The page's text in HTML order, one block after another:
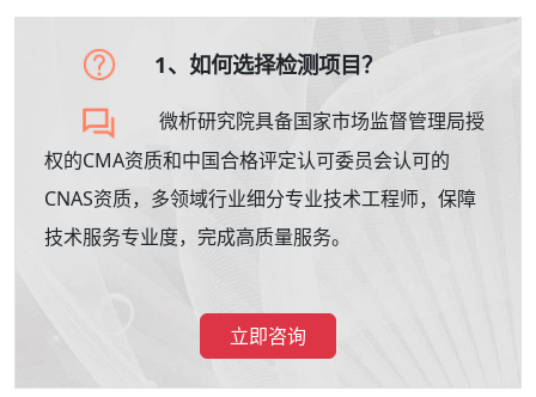
1、如何选择检测项目？
微析研究院具备国家市场监督管理局授
权的CMA资质和中国合格评定认可委员会认可的
CNAS资质，多领域行业细分专业技术工程师，保障
技术服务专业度，完成高质量服务。
立即咨询